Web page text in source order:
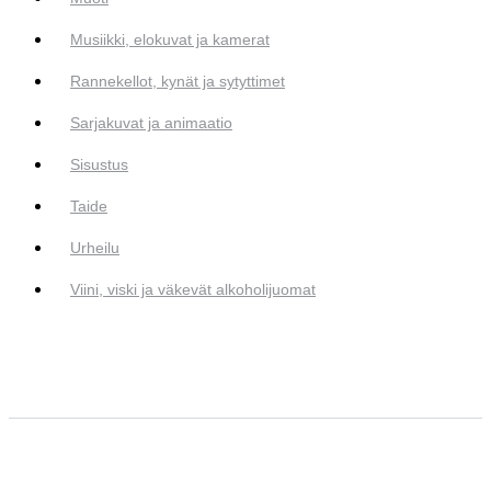
Musiikki, elokuvat ja kamerat
Rannekellot, kynät ja sytyttimet
Sarjakuvat ja animaatio
Sisustus
Taide
Urheilu
Viini, viski ja väkevät alkoholijuomat